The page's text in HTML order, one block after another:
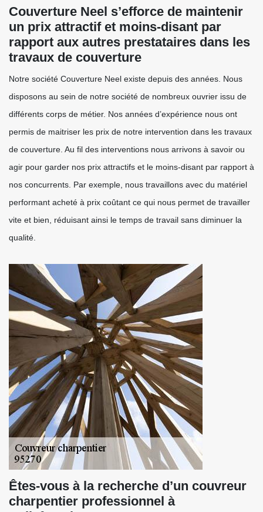
Couverture Neel s’efforce de maintenir
un prix attractif et moins-disant par
rapport aux autres prestataires dans les
travaux de couverture
Notre société Couverture Neel existe depuis des années. Nous
disposons au sein de notre société de nombreux ouvrier issu de
différents corps de métier. Nos années d’expérience nous ont
permis de maitriser les prix de notre intervention dans les travaux
de couverture. Au fil des interventions nous arrivons à savoir ou
agir pour garder nos prix attractifs et le moins-disant par rapport à
nos concurrents. Par exemple, nous travaillons avec du matériel
performant acheté à prix coûtant ce qui nous permet de travailler
vite et bien, réduisant ainsi le temps de travail sans diminuer la
qualité.
Êtes-vous à la recherche d’un couvreur
charpentier professionnel à